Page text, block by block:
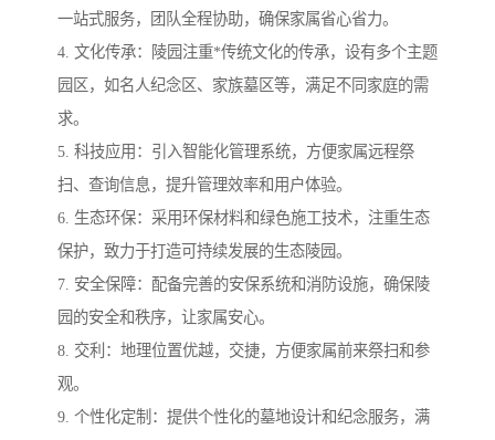
一站式服务，团队全程协助，确保家属省心省力。
4. 文化传承：陵园注重*传统文化的传承，设有多个主题
园区，如名人纪念区、家族墓区等，满足不同家庭的需
求。
5. 科技应用：引入智能化管理系统，方便家属远程祭
扫、查询信息，提升管理效率和用户体验。
6. 生态环保：采用环保材料和绿色施工技术，注重生态
保护，致力于打造可持续发展的生态陵园。
7. 安全保障：配备完善的安保系统和消防设施，确保陵
园的安全和秩序，让家属安心。
8. 交利：地理位置优越，交捷，方便家属前来祭扫和参
观。
9. 个性化定制：提供个性化的墓地设计和纪念服务，满